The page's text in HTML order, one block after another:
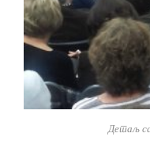
Детаљ са